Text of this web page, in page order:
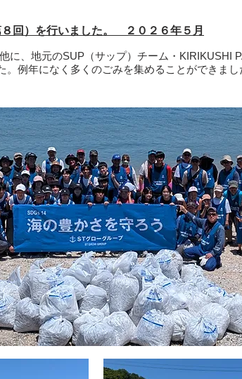
）を行いました。 ２０２６年５月​​
に、地元のSUP（サップ）チーム・KIRIKUSHI
例年になく多くのごみを集めることができまし